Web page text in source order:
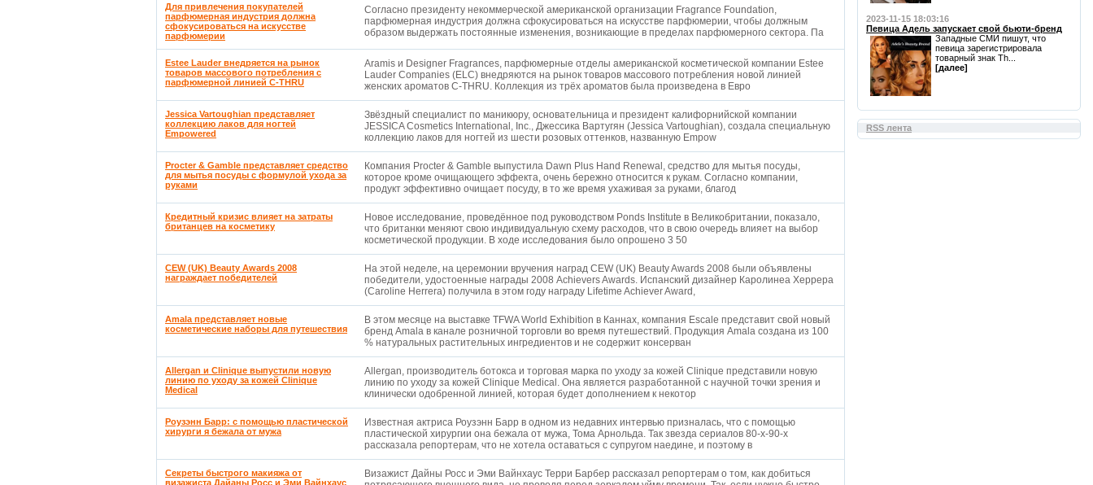
Для привлечения покупателей
парфюмерная индустрия должна
сфокусироваться на искусстве
парфюмерии
Согласно президенту некоммерческой американской организации Fragrance Foundation,
парфюмерная индустрия должна сфокусироваться на искусстве парфюмерии, чтобы должным
образом выдержать постоянные изменения, возникающие в пределах парфюмерного сектора. Па
Estee Lauder внедряется на рынок
товаров массового потребления с
парфюмерной линией C-THRU
Aramis и Designer Fragrances, парфюмерные отделы американской косметической компании Estee
Lauder Companies (ELC) внедряются на рынок товаров массового потребления новой линией
женских ароматов C-THRU. Коллекция из трёх ароматов была произведена в Евро
Jessica Vartoughian представляет
коллекцию лаков для ногтей
Empowered
Звёздный специалист по маникюру, основательница и президент калифорнийской компании
JESSICA Cosmetics International, Inc., Джессика Вартугян (Jessica Vartoughian), создала специальную
коллекцию лаков для ногтей из шести розовых оттенков, названную Empow
Procter & Gamble представляет средство
для мытья посуды с формулой ухода за
руками
Компания Procter & Gamble выпустила Dawn Plus Hand Renewal, средство для мытья посуды,
которое кроме очищающего эффекта, очень бережно относится к рукам. Согласно компании,
продукт эффективно очищает посуду, в то же время ухаживая за руками, благод
Кредитный кризис влияет на затраты
британцев на косметику
Новое исследование, проведённое под руководством Ponds Institute в Великобритании, показало,
что британки меняют свою индивидуальную схему расходов, что в свою очередь влияет на выбор
косметической продукции. В ходе исследования было опрошено 3 50
CEW (UK) Beauty Awards 2008
награждает победителей
На этой неделе, на церемонии вручения наград CEW (UK) Beauty Awards 2008 были объявлены
победители, удостоенные награды 2008 Achievers Awards. Испанский дизайнер Каролинеа Херрера
(Caroline Herrera) получила в этом году награду Lifetime Achiever Award,
Amala представляет новые
косметические наборы для путешествия
В этом месяце на выставке TFWA World Exhibition в Каннах, компания Escale представит свой новый
бренд Amala в канале розничной торговли во время путешествий. Продукция Amala создана из 100
% натуральных растительных ингредиентов и не содержит консерван
Allergan и Clinique выпустили новую
линию по уходу за кожей Clinique
Medical
Allergan, производитель ботокса и торговая марка по уходу за кожей Clinique представили новую
линию по уходу за кожей Clinique Medical. Она является разработанной с научной точки зрения и
клинически одобренной линией, которая будет дополнением к некотор
Роузэнн Барр: с помощью пластической
хирурги я бежала от мужа
Известная актриса Роузэнн Барр в одном из недавних интервью призналась, что с помощью
пластической хирургии она бежала от мужа, Тома Арнольда. Так звезда сериалов 80-х-90-х
рассказала репортерам, что не хотела оставаться с супругом наедине, и поэтому в
Секреты быстрого макияжа от
визажиста Дайаны Росс и Эми Вайнхаус
Визажист Дайны Росс и Эми Вайнхаус Терри Барбер рассказал репортерам о том, как добиться
2023-11-15 18:03:16
Певица Адель запускает свой бьюти-бренд
Западные СМИ пишут, что
певица зарегистрировала
товарный знак Th...
[далее]
RSS лента